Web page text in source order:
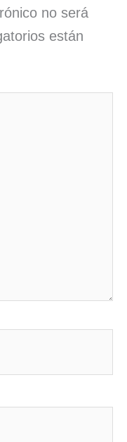
no será
están